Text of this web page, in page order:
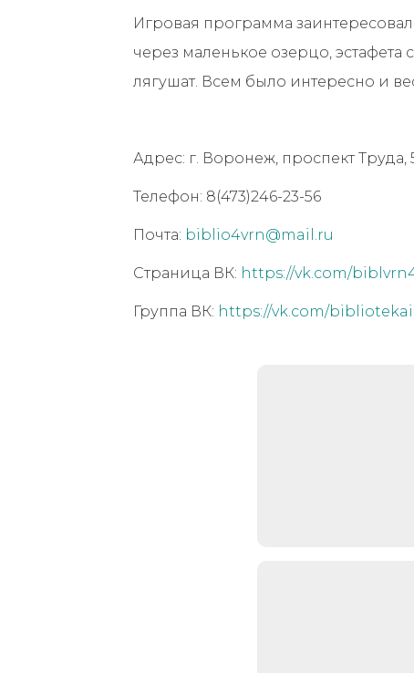
Игровая программа
через маленькое озерцо,
лягушат. Всем было интересно и
Адрес: г. Воронеж, проспект Труда,
Телефон: 8(473)246-23-56
Почта: biblio4vrn@mail.ru
Страница ВК: https://vk.com/
Группа ВК: https://vk.com/